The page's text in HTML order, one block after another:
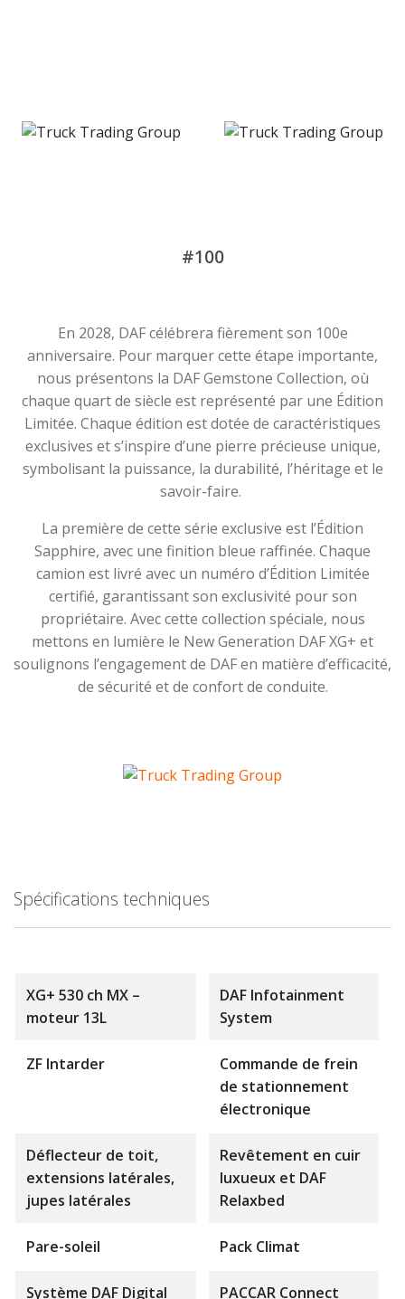
#100
En 2028, DAF célébrera fièrement son 100e
anniversaire. Pour marquer cette étape importante,
nous présentons la DAF Gemstone Collection, où
chaque quart de siècle est représenté par une Édition
Limitée. Chaque édition est dotée de caractéristiques
exclusives et s’inspire d’une pierre précieuse unique,
symbolisant la puissance, la durabilité, l’héritage et le
savoir-faire.
La première de cette série exclusive est l’Édition
Sapphire, avec une finition bleue raffinée. Chaque
camion est livré avec un numéro d’Édition Limitée
certifié, garantissant son exclusivité pour son
propriétaire. Avec cette collection spéciale, nous
mettons en lumière le New Generation DAF XG+ et
soulignons l’engagement de DAF en matière d’efficacité,
de sécurité et de confort de conduite.
Spécifications techniques
XG+ 530 ch MX –
moteur 13L
DAF Infotainment
System
ZF Intarder
Commande de frein
de stationnement
électronique
Déflecteur de toit,
extensions latérales,
jupes latérales
Revêtement en cuir
luxueux et DAF
Relaxbed
Pare-soleil Pack Climat
Système DAF Digital PACCAR Connect